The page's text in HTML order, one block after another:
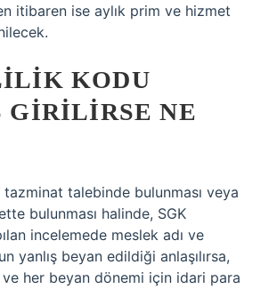
itibaren ise aylık prim ve hizmet
KODU
GIRILIRSE NE
tazminat talebinde bulunması veya
bulunması halinde, SGK
incelemede meslek adı ve
yanlış beyan edildiği anlaşılırsa,
her beyan dönemi için idari para